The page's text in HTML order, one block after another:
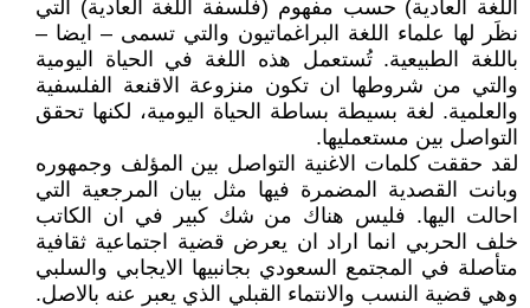
اللغة العادية) حسب مفهوم (فلسفة اللغة العادية) التي
نظَر لها علماء اللغة البراغماتيون والتي تسمى – ايضا –
باللغة الطبيعية. تُستعمل هذه اللغة في الحياة اليومية
والتي من شروطها ان تكون منزوعة الاقنعة الفلسفية
والعلمية. لغة بسيطة بساطة الحياة اليومية، لكنها تحقق
التواصل بين مستعمليها.
لقد حققت كلمات الاغنية التواصل بين المؤلف وجمهوره
وبانت القصدية المضمرة فيها مثل بيان المرجعية التي
احالت اليها. فليس هناك من شك كبير في ان الكاتب
خلف الحربي انما اراد ان يعرض قضية اجتماعية ثقافية
متأصلة في المجتمع السعودي بجانبيها الايجابي والسلبي
وهي قضية النسب والانتماء القبلي الذي يعبر عنه بالاصل.